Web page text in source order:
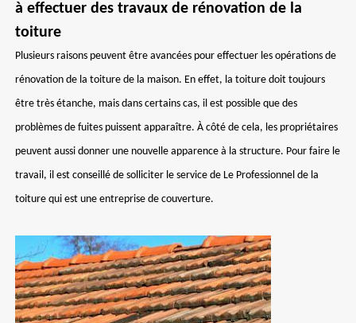
à effectuer des travaux de rénovation de la
toiture
Plusieurs raisons peuvent être avancées pour effectuer les opérations de
rénovation de la toiture de la maison. En effet, la toiture doit toujours
être très étanche, mais dans certains cas, il est possible que des
problèmes de fuites puissent apparaître. À côté de cela, les propriétaires
peuvent aussi donner une nouvelle apparence à la structure. Pour faire le
travail, il est conseillé de solliciter le service de Le Professionnel de la
toiture qui est une entreprise de couverture.